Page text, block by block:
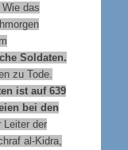
das
Soldaten.
zu Tode.
ist auf 639
bei den
Leiter der
al-Kidra,